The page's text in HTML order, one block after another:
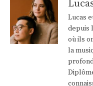
Lucas
depuis
où ils
la